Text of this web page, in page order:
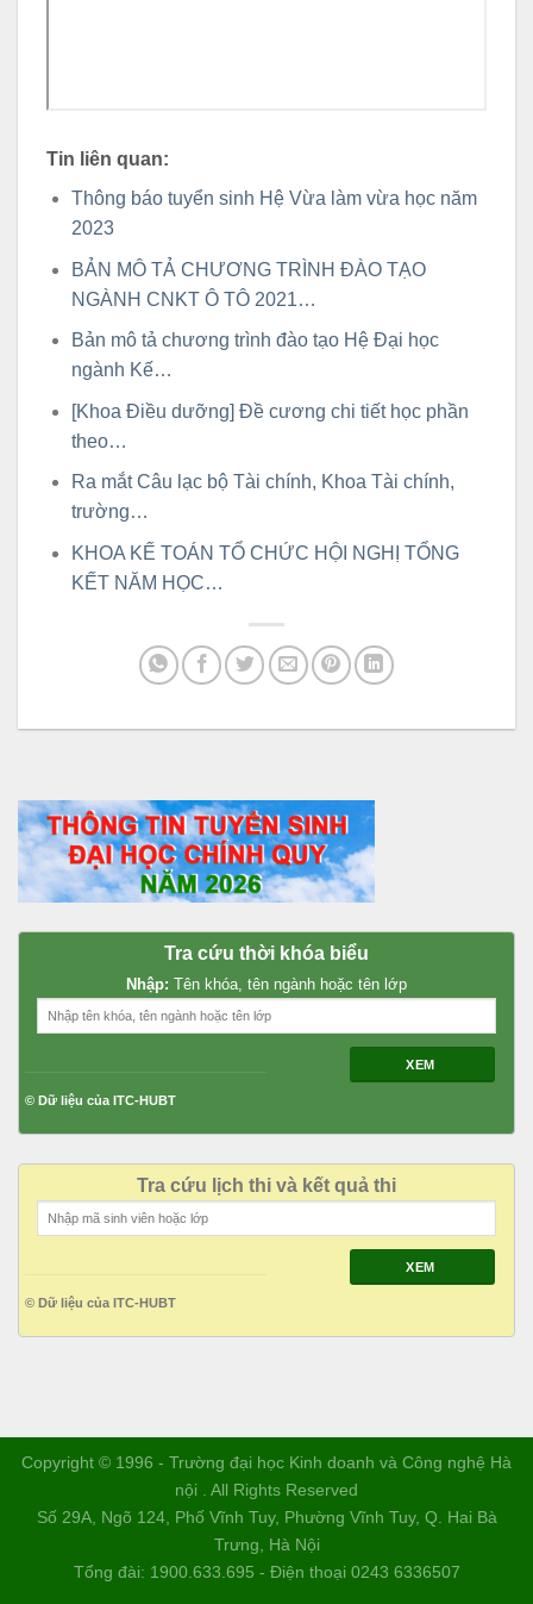
Tin liên quan:
Thông báo tuyển sinh Hệ Vừa làm vừa học năm
2023
BẢN MÔ TẢ CHƯƠNG TRÌNH ĐÀO TẠO
NGÀNH CNKT Ô TÔ 2021…
Bản mô tả chương trình đào tạo Hệ Đại học
ngành Kế…
[Khoa Điều dưỡng] Đề cương chi tiết học phần
theo…
Ra mắt Câu lạc bộ Tài chính, Khoa Tài chính,
trường…
KHOA KẾ TOÁN TỔ CHỨC HỘI NGHỊ TỔNG
KẾT NĂM HỌC…
Tra cứu thời khóa biểu
Nhập: Tên khóa, tên ngành hoặc tên lớp
XEM
© Dữ liệu của ITC-HUBT
Tra cứu lịch thi và kết quả thi
XEM
© Dữ liệu của ITC-HUBT
Copyright © 1996 - Trường đại học Kinh doanh và Công nghệ Hà
nội . All Rights Reserved
Số 29A, Ngõ 124, Phố Vĩnh Tuy, Phường Vĩnh Tuy, Q. Hai Bà
Trưng, Hà Nội
Tổng đài: 1900.633.695 - Điện thoại 0243 6336507